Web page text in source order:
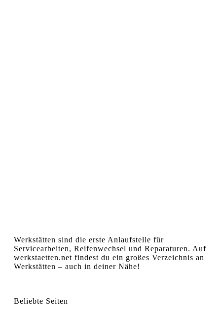
Werkstätten sind die erste Anlaufstelle für
Servicearbeiten, Reifenwechsel und Reparaturen. Auf
werkstaetten.net findest du ein großes Verzeichnis an
Werkstätten – auch in deiner Nähe!
Beliebte Seiten